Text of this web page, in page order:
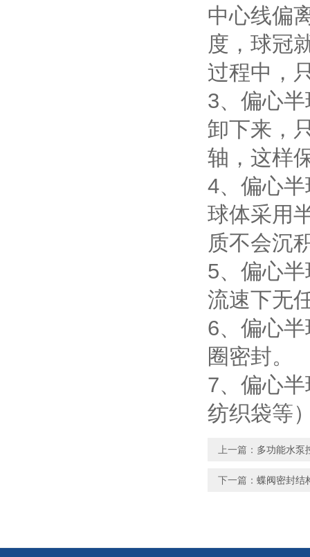
中心线偏
度，球冠
过程中，
3、偏心
卸下来，
轴，这样
4、偏心
球体采用
质不会沉
5、偏心
流速下无
6、偏心
圈密封。
7、 偏心
纺织袋等
上一篇： 多功能水泵
下一篇： 蝶阀密封结